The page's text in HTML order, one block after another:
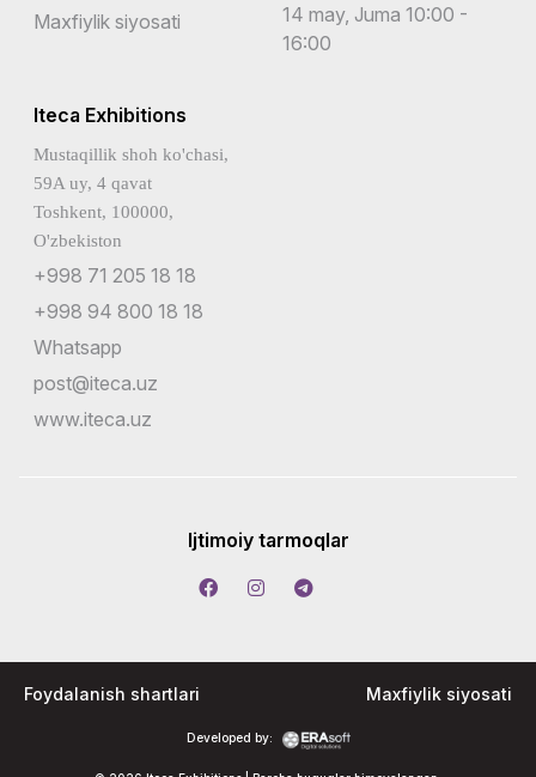
Maxfiylik siyosati
14 may, Juma 10:00 -
16:00
Iteca Exhibitions
Mustaqillik shoh ko'chasi,
59A uy, 4 qavat
Toshkent, 100000,
O'zbekiston
+998 71 205 18 18
+998 94 800 18 18
Whatsapp
post@iteca.uz
www.iteca.uz
Ijtimoiy tarmoqlar
Developed by:
Foydalanish shartlari Maxfiylik siyosati